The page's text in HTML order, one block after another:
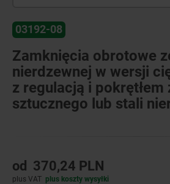
03192-08
Zamknięcia obrotowe
nierdzewnej w wersji
z regulacją i pokrętłem
sztucznego lub stali
od 370,24 PLN
plus VAT plus koszty wysyłki